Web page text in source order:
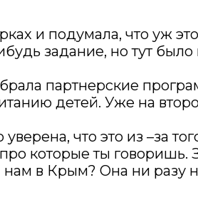
и подумала, что уж
задание, но тут
партнерские
детей. Уже на
что это из –за
которые ты говоришь.
нам в Крым? Она ни